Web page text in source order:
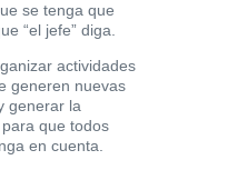
se tenga que
“el jefe” diga.
actividades
generen nuevas
generar la
que todos
en cuenta.